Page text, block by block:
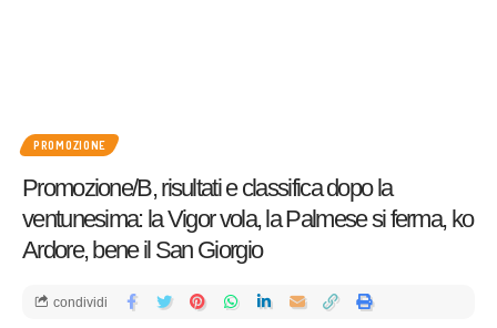
PROMOZIONE
Promozione/B, risultati e classifica dopo la
ventunesima: la Vigor vola, la Palmese si ferma, ko
Ardore, bene il San Giorgio
condividi